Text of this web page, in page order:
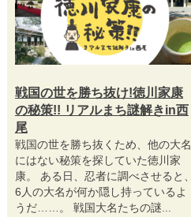
戦国の世を勝ち抜け!徳川家康
の秘策!! リアルまち謎解きin西
尾
戦国の世を勝ち抜くため、他の大名
にはない秘策を探していた徳川家
康。 ある日、忍者に調べさせると、
6人の大名が何か隠し持っているよ
うだ……。 戦国大名たちの謎...